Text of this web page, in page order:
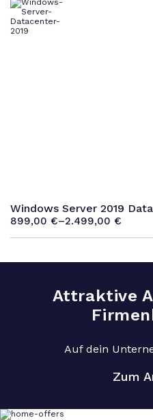
Windows Server 2019
899,00 €–2.499,00 €
Attraktive
Auf dein
Zum